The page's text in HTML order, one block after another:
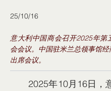
25/10/16
意大利中国商会召开2025年第
会会议。中国驻米兰总领事馆
出席会议。